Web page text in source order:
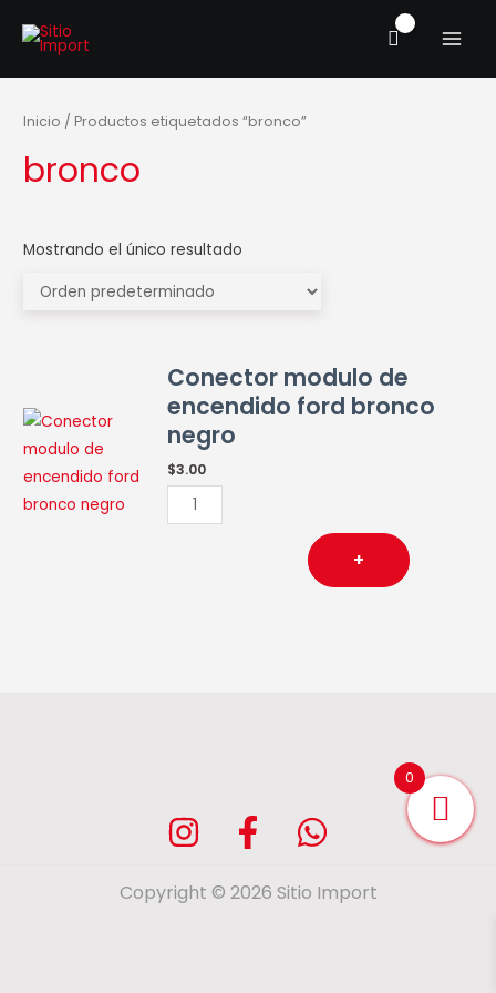
Inicio / Productos etiquetados “bronco”
bronco
Mostrando el único resultado
Conector modulo de
encendido ford bronco
negro
$3.00
modulo
de
encendido
ford
bronco
negro
+
Copyright © 2026 Sitio Import
0